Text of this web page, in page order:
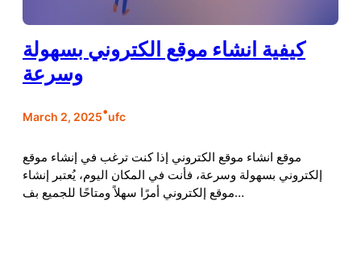
كيفية انشاء موقع الكتروني بسهولة
وسرعة
March 2, 2025•ufc
موقع انشاء موقع الكتروني إذا كنت ترغب في إنشاء موقع
إلكتروني بسهولة وسرعة، فأنت في المكان اليوم، يُعتبر إنشاء
موقع إلكتروني أمرًا سهلاً ومتاحًا للجميع بف…